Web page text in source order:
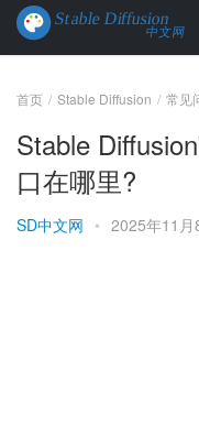
首页 Stable Diffusion 常见
Stable
口在哪里?
SD中文网 • 2025年11